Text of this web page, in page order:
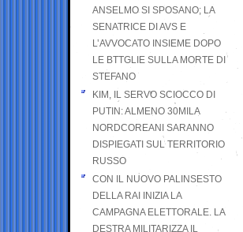
ANSELMO SI SPOSANO; LA
SENATRICE DI AVS E
L’AVVOCATO INSIEME DOPO
LE BTTGLIE SULLA MORTE DI
STEFANO
KIM, IL SERVO SCIOCCO DI
PUTIN: ALMENO 30MILA
NORDCOREANI SARANNO
DISPIEGATI SUL TERRITORIO
RUSSO
CON IL NUOVO PALINSESTO
DELLA RAI INIZIA LA
CAMPAGNA ELETTORALE. LA
DESTRA MILITARIZZA IL